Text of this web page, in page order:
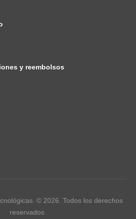
y reembolsos
© 2026. Todos los derechos
reservados